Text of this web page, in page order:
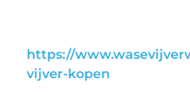
https://
vijver-kopen